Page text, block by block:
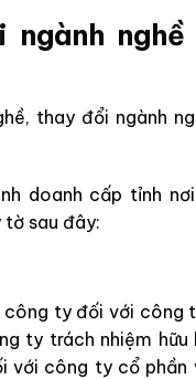
nghề
thay đổi ngành
doanh cấp tỉnh
tờ sau đây:
công ty đối với công
ty trách nhiệm hữu
với công ty cổ phần